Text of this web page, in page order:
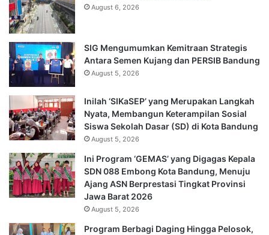
August 6, 2026
SIG Mengumumkan Kemitraan Strategis
Antara Semen Kujang dan PERSIB Bandung
August 5, 2026
Inilah ‘SIKaSEP’ yang Merupakan Langkah
Nyata, Membangun Keterampilan Sosial
Siswa Sekolah Dasar (SD) di Kota Bandung
August 5, 2026
Ini Program ‘GEMAS’ yang Digagas Kepala
SDN 088 Embong Kota Bandung, Menuju
Ajang ASN Berprestasi Tingkat Provinsi
Jawa Barat 2026
August 5, 2026
Program Berbagi Daging Hingga Pelosok,